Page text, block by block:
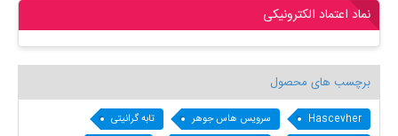
نماد اعتماد الکترونیکی
برچسب های محصول
Hascevher سرویس هاس جوهر
تابه گرانیتی